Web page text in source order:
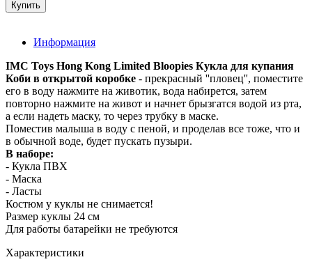
Информация
IMC Toys Hong Kong Limited Bloopies Кукла для купания
Коби в открытой коробке - прекрасный ''пловец'', поместите
его в воду нажмите на животик, вода набирется, затем
повторно нажмите на живот и начнет брызгатся водой из рта,
а если надеть маску, то через трубку в маске.
Поместив малыша в воду с пеной, и проделав все тоже, что и
в обычной воде, будет пускать пузыри.
В наборе:
- Кукла ПВХ
- Маска
- Ласты
Костюм у куклы не снимается!
Размер куклы 24 см
Для работы батарейки не требуются
Характеристики